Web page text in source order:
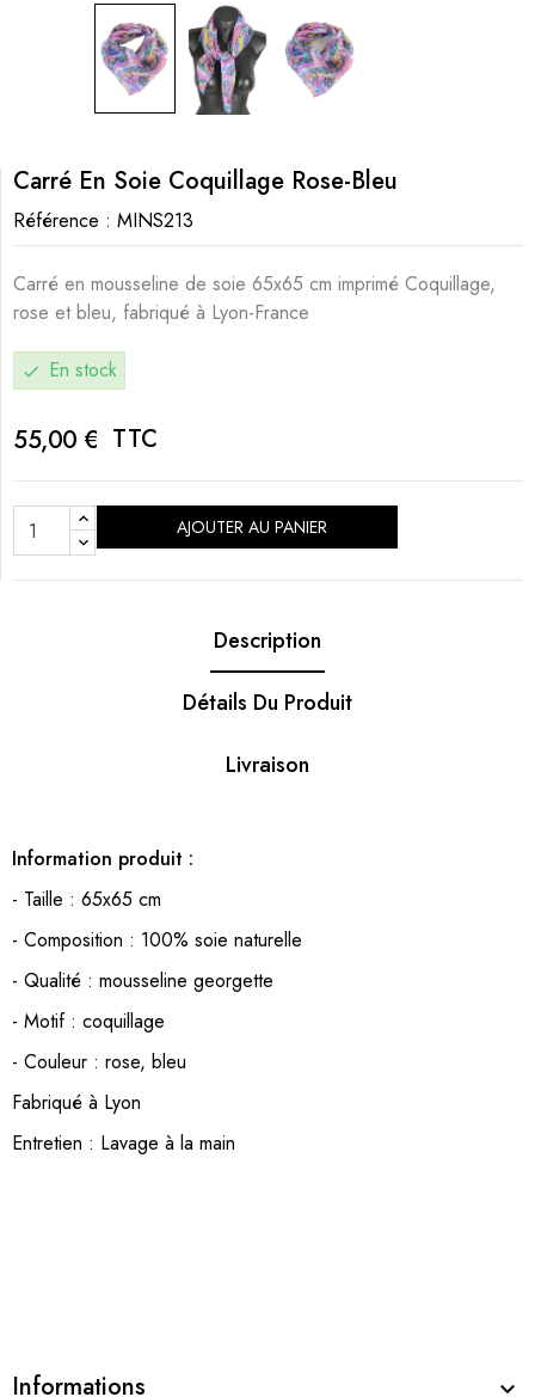
Carré En Soie Coquillage Rose-Bleu
Référence : MINS213
Carré en mousseline de soie 65x65 cm imprimé Coquillage,
rose et bleu, fabriqué à Lyon-France
check En stock
55,00 € TTC
AJOUTER AU PANIER
Description
Détails Du Produit
Livraison
Information produit :
- Taille : 65x65 cm
- Composition : 100% soie naturelle
- Qualité : mousseline georgette
- Motif : coquillage
- Couleur : rose, bleu
Fabriqué à Lyon
Entretien : Lavage à la main
Informations 